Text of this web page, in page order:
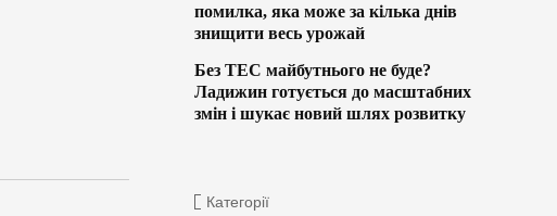
помилка, яка може за кілька днів
знищити весь урожай
Без ТЕС майбутнього не буде?
Ладижин готується до масштабних
змін і шукає новий шлях розвитку
Категорії